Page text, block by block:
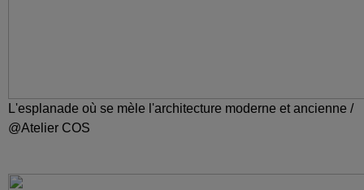
L'esplanade où se mèle l'architecture moderne et ancienne /
@Atelier COS